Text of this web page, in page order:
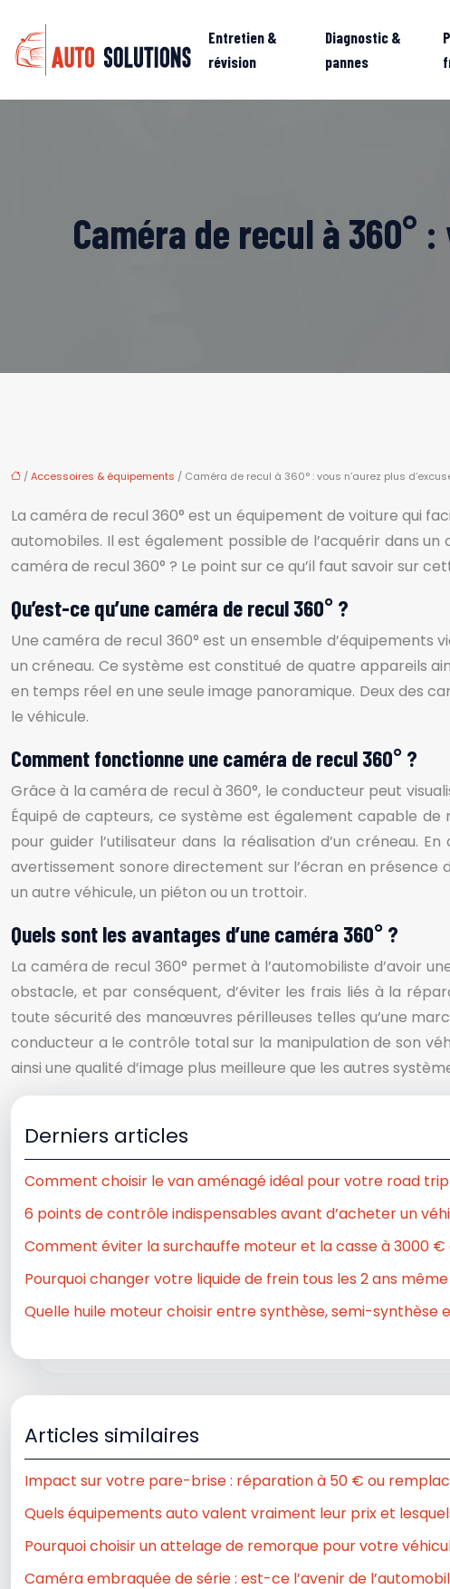
Entretien &
révision
Diagnostic &
pannes
Caméra de recul à 360°
/Accessoires & équipements / Caméra de recul à 360° : vous n’aurez plus
La caméra de recul 360° est un équipement de voiture qui
automobiles. Il est également possible de l’acquérir dans
caméra de recul 360° ? Le point sur ce qu’il faut savoir sur
Qu’est-ce qu’une caméra de recul 360° ?
Une caméra de recul 360° est un ensemble d’équipements
un créneau. Ce système est constitué de quatre appareils
en temps réel en une seule image panoramique. Deux des
le véhicule.
Comment fonctionne une caméra de recul 360° ?
Grâce à la caméra de recul à 360°, le conducteur peut
Équipé de capteurs, ce système est également capable
pour guider l’utilisateur dans la réalisation d’un créneau.
avertissement sonore directement sur l’écran en présence
un autre véhicule, un piéton ou un trottoir.
Quels sont les avantages d’une caméra 360° ?
La caméra de recul 360° permet à l’automobiliste d’avoir
obstacle, et par conséquent, d’éviter les frais liés à la
toute sécurité des manœuvres périlleuses telles qu’une
conducteur a le contrôle total sur la manipulation de son
ainsi une qualité d’image plus meilleure que les autres
Derniers articles
Comment choisir le van aménagé idéal pour votre road trip
6 points de contrôle indispensables avant d’acheter un
Comment éviter la surchauffe moteur et la casse à 3000 €
Pourquoi changer votre liquide de frein tous les 2 ans même
Quelle huile moteur choisir entre synthèse, semi-synthèse
Articles similaires
Impact sur votre pare-brise : réparation à 50 € ou
Quels équipements auto valent vraiment leur prix et
Pourquoi choisir un attelage de remorque pour votre
Caméra embraquée de série : est-ce l’avenir de